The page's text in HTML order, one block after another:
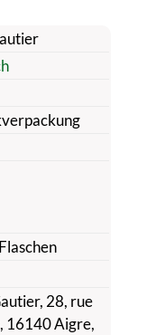
28, rue
16140 Aigre,